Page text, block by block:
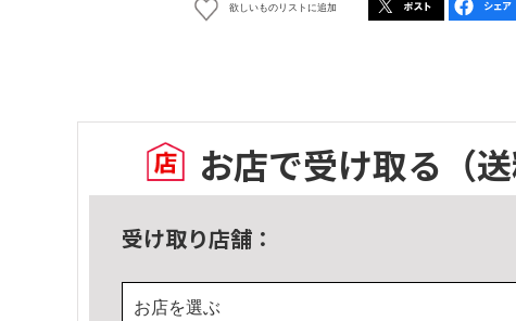
欲しいものリストに追加
お店で受け取る （
受け取り店舗：
お店を選ぶ